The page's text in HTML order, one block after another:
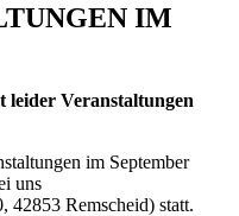
IM
leider Veranstaltungen
im September
uns
42853 Remscheid) statt.